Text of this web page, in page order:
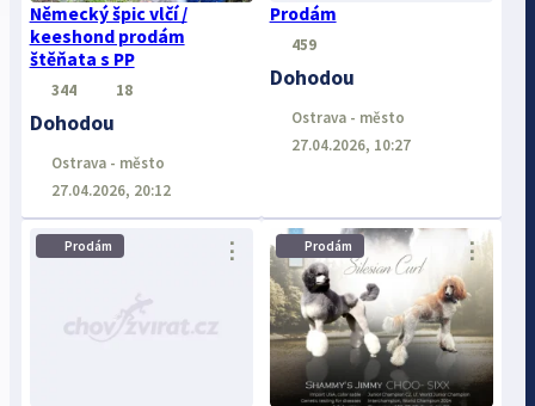
Německý špic vlčí /
keeshond prodám
štěňata s PP
344 18
Dohodou
Ostrava - město
27.04.2026, 20:12
Prodám
459
Dohodou
Ostrava - město
27.04.2026, 10:27
Prodám ⋮ Prodám ⋮